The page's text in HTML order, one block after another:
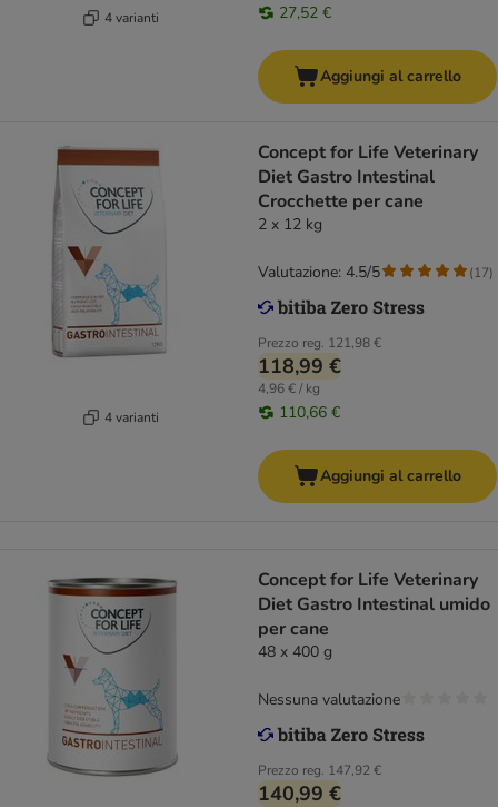
4 varianti 27,52 €
Aggiungi al carrello
4 varianti
Concept for Life Veterinary
Diet Gastro Intestinal
Crocchette per cane
2 x 12 kg
Prezzo reg. 121,98 €
118,99 €
4,96 € / kg
110,66 €
Valutazione: 4.5/5 (17)
Aggiungi al carrello
Concept for Life Veterinary
Diet Gastro Intestinal umido
per cane
48 x 400 g
Prezzo reg. 147,92 €
140,99 €
Nessuna valutazione